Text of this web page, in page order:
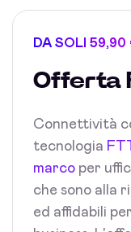
DA SOLI
Offerta
Connettività
tecnologia
marco per
che sono alla
ed affidabili